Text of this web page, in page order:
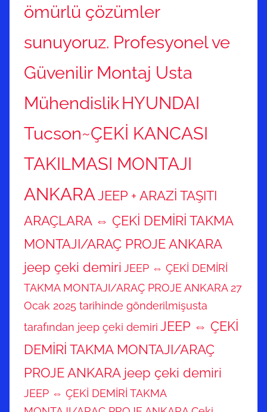
ömürlü çözümler
sunuyoruz. Profesyonel ve
Güvenilir Montaj Usta
MühendislikHYUNDAI
Tucson~ÇEKİ KANCASI
TAKILMASI MONTAJI
ANKARAJEEP + ARAZİ TAŞITI
ARAÇLARA ⇔ ÇEKİ DEMİRİ TAKMA
MONTAJI/ARAÇ PROJE ANKARA
jeep çeki demiri JEEP ⇔ ÇEKİ DEMİRİ
TAKMA MONTAJI/ARAÇ PROJE ANKARA 27
Ocak 2025 tarihinde gönderilmişusta
tarafından jeep çeki demiri JEEP ⇔ ÇEKİ
DEMİRİ TAKMA MONTAJI/ARAÇ
PROJE ANKARA jeep çeki demiri
JEEP ⇔ ÇEKİ DEMİRİ TAKMA